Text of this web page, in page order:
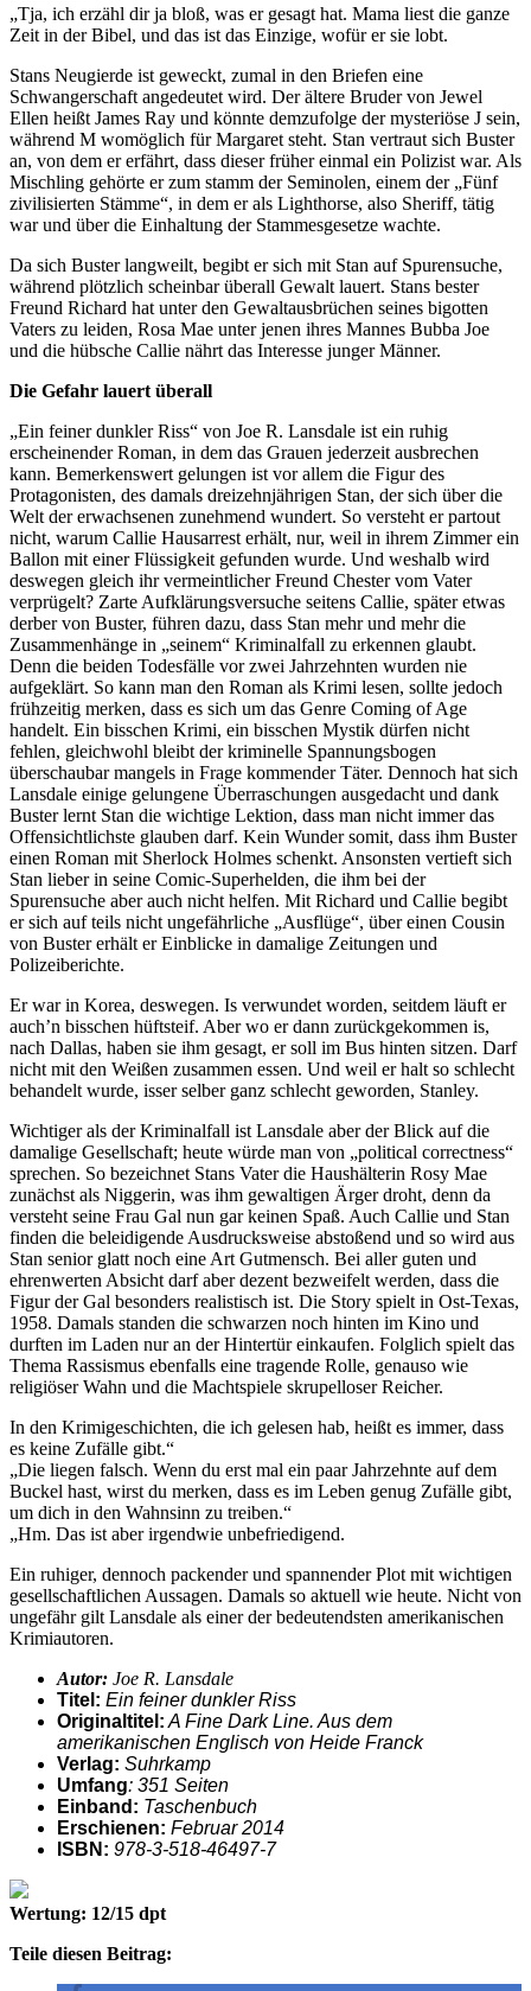
„Tja, ich erzähl dir ja bloß, was er gesagt hat. Mama liest die ganze
Zeit in der Bibel, und das ist das Einzige, wofür er sie lobt.
Stans Neugierde ist geweckt, zumal in den Briefen eine
Schwangerschaft angedeutet wird. Der ältere Bruder von Jewel
Ellen heißt James Ray und könnte demzufolge der mysteriöse J sein,
während M womöglich für Margaret steht. Stan vertraut sich Buster
an, von dem er erfährt, dass dieser früher einmal ein Polizist war. Als
Mischling gehörte er zum stamm der Seminolen, einem der „Fünf
zivilisierten Stämme“, in dem er als Lighthorse, also Sheriff, tätig
war und über die Einhaltung der Stammesgesetze wachte.
Da sich Buster langweilt, begibt er sich mit Stan auf Spurensuche,
während plötzlich scheinbar überall Gewalt lauert. Stans bester
Freund Richard hat unter den Gewaltausbrüchen seines bigotten
Vaters zu leiden, Rosa Mae unter jenen ihres Mannes Bubba Joe
und die hübsche Callie nährt das Interesse junger Männer.
Die Gefahr lauert überall
„Ein feiner dunkler Riss“ von Joe R. Lansdale ist ein ruhig
erscheinender Roman, in dem das Grauen jederzeit ausbrechen
kann. Bemerkenswert gelungen ist vor allem die Figur des
Protagonisten, des damals dreizehnjährigen Stan, der sich über die
Welt der erwachsenen zunehmend wundert. So versteht er partout
nicht, warum Callie Hausarrest erhält, nur, weil in ihrem Zimmer ein
Ballon mit einer Flüssigkeit gefunden wurde. Und weshalb wird
deswegen gleich ihr vermeintlicher Freund Chester vom Vater
verprügelt? Zarte Aufklärungsversuche seitens Callie, später etwas
derber von Buster, führen dazu, dass Stan mehr und mehr die
Zusammenhänge in „seinem“ Kriminalfall zu erkennen glaubt.
Denn die beiden Todesfälle vor zwei Jahrzehnten wurden nie
aufgeklärt. So kann man den Roman als Krimi lesen, sollte jedoch
frühzeitig merken, dass es sich um das Genre Coming of Age
handelt. Ein bisschen Krimi, ein bisschen Mystik dürfen nicht
fehlen, gleichwohl bleibt der kriminelle Spannungsbogen
überschaubar mangels in Frage kommender Täter. Dennoch hat sich
Lansdale einige gelungene Überraschungen ausgedacht und dank
Buster lernt Stan die wichtige Lektion, dass man nicht immer das
Offensichtlichste glauben darf. Kein Wunder somit, dass ihm Buster
einen Roman mit Sherlock Holmes schenkt. Ansonsten vertieft sich
Stan lieber in seine Comic-Superhelden, die ihm bei der
Spurensuche aber auch nicht helfen. Mit Richard und Callie begibt
er sich auf teils nicht ungefährliche „Ausflüge“, über einen Cousin
von Buster erhält er Einblicke in damalige Zeitungen und
Polizeiberichte.
Er war in Korea, deswegen. Is verwundet worden, seitdem läuft er
auch’n bisschen hüftsteif. Aber wo er dann zurückgekommen is,
nach Dallas, haben sie ihm gesagt, er soll im Bus hinten sitzen. Darf
nicht mit den Weißen zusammen essen. Und weil er halt so schlecht
behandelt wurde, isser selber ganz schlecht geworden, Stanley.
Wichtiger als der Kriminalfall ist Lansdale aber der Blick auf die
damalige Gesellschaft; heute würde man von „political correctness“
sprechen. So bezeichnet Stans Vater die Haushälterin Rosy Mae
zunächst als Niggerin, was ihm gewaltigen Ärger droht, denn da
versteht seine Frau Gal nun gar keinen Spaß. Auch Callie und Stan
finden die beleidigende Ausdrucksweise abstoßend und so wird aus
Stan senior glatt noch eine Art Gutmensch. Bei aller guten und
ehrenwerten Absicht darf aber dezent bezweifelt werden, dass die
Figur der Gal besonders realistisch ist. Die Story spielt in Ost-Texas,
1958. Damals standen die schwarzen noch hinten im Kino und
durften im Laden nur an der Hintertür einkaufen. Folglich spielt das
Thema Rassismus ebenfalls eine tragende Rolle, genauso wie
religiöser Wahn und die Machtspiele skrupelloser Reicher.
In den Krimigeschichten, die ich gelesen hab, heißt es immer, dass
es keine Zufälle gibt.“
„Die liegen falsch. Wenn du erst mal ein paar Jahrzehnte auf dem
Buckel hast, wirst du merken, dass es im Leben genug Zufälle gibt,
um dich in den Wahnsinn zu treiben.“
„Hm. Das ist aber irgendwie unbefriedigend.
Ein ruhiger, dennoch packender und spannender Plot mit wichtigen
gesellschaftlichen Aussagen. Damals so aktuell wie heute. Nicht von
ungefähr gilt Lansdale als einer der bedeutendsten amerikanischen
Krimiautoren.
Autor: Joe R. Lansdale
Titel: Ein feiner dunkler Riss
Originaltitel: A Fine Dark Line. Aus dem
amerikanischen Englisch von Heide Franck
Verlag: Suhrkamp
Umfang: 351 Seiten
Einband: Taschenbuch
Erschienen: Februar 2014
ISBN: 978-3-518-46497-7
Wertung: 12/15 dpt
Teile diesen Beitrag: